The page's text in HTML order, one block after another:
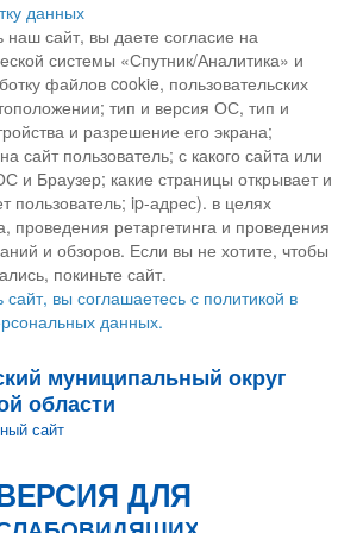
данных
наш сайт, вы даете согласие на
системы «Спутник/Аналитика» и
файлов cookie, пользовательских
тип и версия ОС, тип и
и разрешение его экрана;
сайт пользователь; с какого сайта или
и Браузер; какие страницы открывает и
пользователь; ip-адрес). в целях
проведения ретаргетинга и проведения
и обзоров. Если вы не хотите, чтобы
покиньте сайт.
вы соглашаетесь с политикой в
данных.